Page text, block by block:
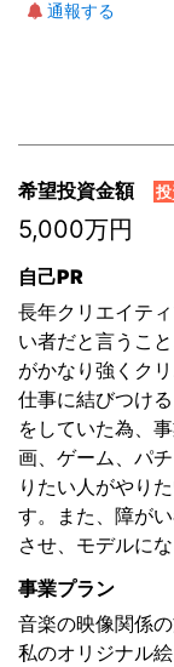
通報する
希望投資金額
5,000万円
自己PR
長年クリエイテ
い者だと言うこ
がかなり強くク
仕事に結びつけ
をしていた為、
画、ゲーム、パ
りたい人がやり
す。また、障が
させ、モデルに
事業プラン
音楽の映像関係
私のオリジナル